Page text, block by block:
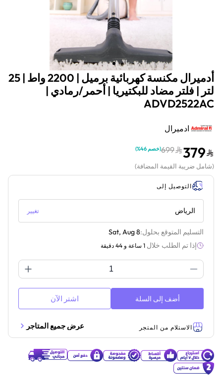
أدميرال مكنسة كهربائية برميل | 2200 واط | 25
لتر | فلتر مضاد للبكتيريا | أحمر/رمادي |
ADVD2522AC
ادميرال
379
699
(خصم 46% )
(شامل ضريبة القيمة المضافة)
التوصيل إلى
الرياض تغيير
التسليم المتوقع بحلول:Sat, Aug 8
إذا تم الطلب خلال 1 ساعة و 44 دقيقة
أضف إلى السلة اشتر الآن
الاستلام من المتجر عرض جميع المتاجر